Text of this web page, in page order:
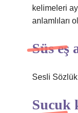
kelimeleri
anlamlıları
Süs eş
Sesli
Sucuk